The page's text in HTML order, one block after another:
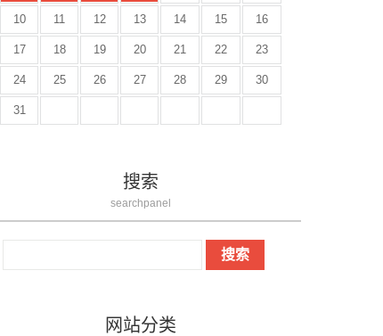
10 11 12 13 14 15 16
17 18 19 20 21 22 23
24 25 26 27 28 29 30
31
搜索
searchpanel
网站分类